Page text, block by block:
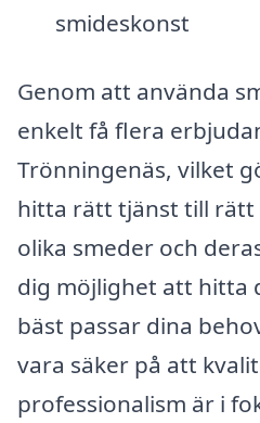
smideskonst
Genom att använda
enkelt få flera
Trönningenäs, vilket
hitta rätt tjänst till rätt
olika smeder och
dig möjlighet att hitta
bäst passar dina
vara säker på att
professionalism är i